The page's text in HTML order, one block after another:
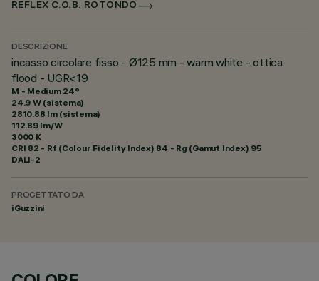
REFLEX C.O.B. ROTONDO
DESCRIZIONE
incasso circolare fisso - Ø125 mm - warm white - ottica
flood - UGR<19
M - Medium 24°
24.9 W (sistema)
2810.88 lm (sistema)
112.89 lm/W
3000 K
CRI 82 - Rf (Colour Fidelity Index) 84 - Rg (Gamut Index) 95
DALI-2
PROGETTATO DA
iGuzzini